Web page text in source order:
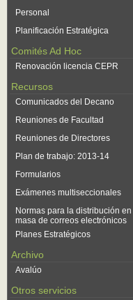
Personal
Planificación Estratégica
Comités Ad Hoc
Renovación licencia CEPR
Recursos
Comunicados del Decano
Reuniones de Facultad
Reuniones de Directores
Plan de trabajo: 2013-14
Formularios
Exámenes multiseccionales
Normas para la distribución en
masa de correos electrónicos
Planes Estratégicos
Archivo
Avalúo
Otros servicios